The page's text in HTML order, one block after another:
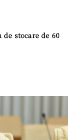
stocare de 60